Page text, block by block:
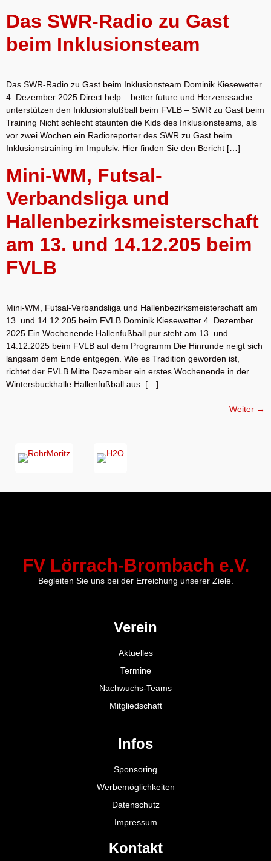
Das SWR-Radio zu Gast
beim Inklusionsteam
Das SWR-Radio zu Gast beim Inklusionsteam Dominik Kiesewetter
4. Dezember 2025 Direct help – better future und Herzenssache
unterstützen den Inklusionsfußball beim FVLB – SWR zu Gast beim
Training Nicht schlecht staunten die Kids des Inklusionsteams, als
vor zwei Wochen ein Radioreporter des SWR zu Gast beim
Inklusionstraining im Impulsiv. Hier finden Sie den Bericht […]
Mini-WM, Futsal-
Verbandsliga und
Hallenbezirksmeisterschaft
am 13. und 14.12.205 beim
FVLB
Mini-WM, Futsal-Verbandsliga und Hallenbezirksmeisterschaft am
13. und 14.12.205 beim FVLB Dominik Kiesewetter 4. Dezember
2025 Ein Wochenende Hallenfußball pur steht am 13. und
14.12.2025 beim FVLB auf dem Programm Die Hinrunde neigt sich
langsam dem Ende entgegen. Wie es Tradition geworden ist,
richtet der FVLB Mitte Dezember ein erstes Wochenende in der
Wintersbuckhalle Hallenfußball aus. […]
Weiter →
FV Lörrach-Brombach e.V.
Begleiten Sie uns bei der Erreichung unserer Ziele.
Verein
Aktuelles
Termine
Nachwuchs-Teams
Mitgliedschaft
Infos
Sponsoring
Werbemöglichkeiten
Datenschutz
Impressum
Kontakt